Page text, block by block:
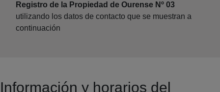
Registro de la Propiedad de Ourense Nº 03
utilizando los datos de contacto que se muestran a
continuación
Información y horarios del